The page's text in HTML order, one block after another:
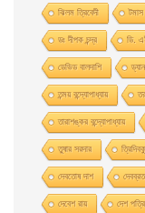
ঝিলম ত্রিবেদী টমাস
ডঃ দীপক চন্দ্র ডি.
ডেভিড বালদাশি
তন্ময় বন্দ্যোপাধ্যায়
তারাশঙ্কর বন্দ্যোপাধ্যায়
তুষার সরদার
দেবতোষ দাশ
দেবেশ রায় দেশ